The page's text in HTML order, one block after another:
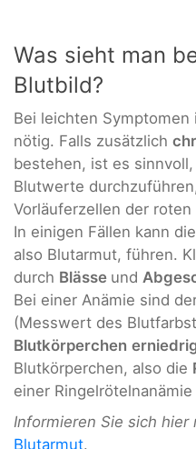
Was sieht man
Blutbild?
Bei leichten Symptomen
nötig. Falls zusätzlich
bestehen, ist es
Blutwerte
Vorläuferzellen der
In einigen Fällen kann
also Blutarmut, führen.
durch Blässe und
Bei einer Anämie sind
(Messwert des
Blutkörperchen
Blutkörperchen, also die
einer Ringelrötelnanämie
Informieren Sie sich hier
Blutarmut.